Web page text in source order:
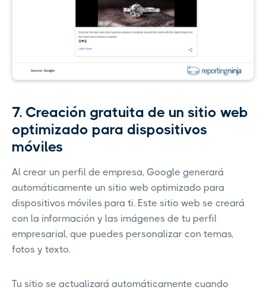
7. Creación gratuita de un sitio web
optimizado para dispositivos
móviles
Al crear un perfil de empresa, Google generará
automáticamente un sitio web optimizado para
dispositivos móviles para ti. Este sitio web se creará
con la información y las imágenes de tu perfil
empresarial, que puedes personalizar con temas,
fotos y texto.
Tu sitio se actualizará automáticamente cuando